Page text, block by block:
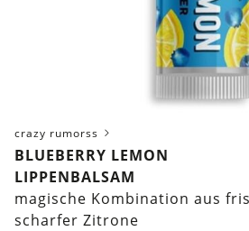
crazy rumorss
BLUEBERRY LEMON
LIPPENBALSAM
magische Kombination aus
scharfer Zitrone